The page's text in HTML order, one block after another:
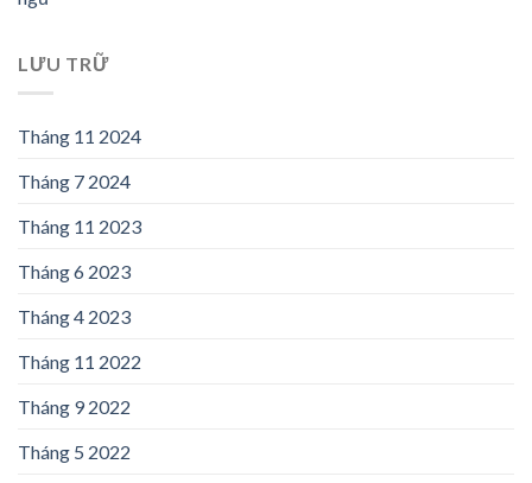
LƯU TRỮ
Tháng 11 2024
Tháng 7 2024
Tháng 11 2023
Tháng 6 2023
Tháng 4 2023
Tháng 11 2022
Tháng 9 2022
Tháng 5 2022